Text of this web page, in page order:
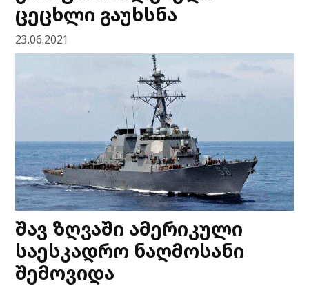
ცეცხლი გაუხსნა
23.06.2021
შავ ზღვაში ამერიკული
საესკადრო ნაღმოსანი
შემოვიდა